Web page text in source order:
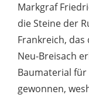
Markgraf
die Steine der
Frankreich,
Neu-Breisach
Baumaterial
gewonnen,